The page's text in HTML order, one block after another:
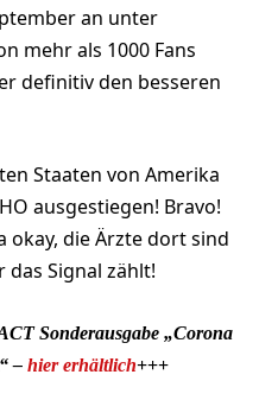
an unter
mehr als 1000 Fans
definitiv den besseren
Staaten von Amerika
ausgestiegen! Bravo!
okay, die Ärzte dort sind
das Signal zählt!
Sonderausgabe „Corona
– hier erhältlich+++